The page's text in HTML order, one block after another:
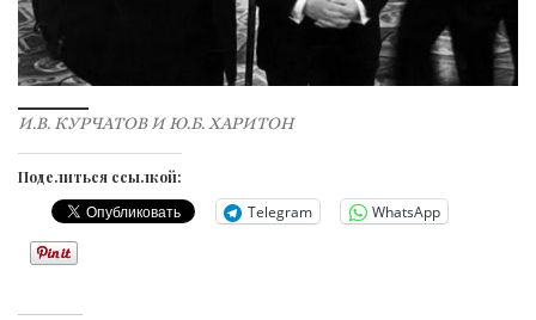
И.В. КУРЧАТОВ И Ю.Б. ХАРИТОН
Поделиться ссылкой:
Telegram WhatsApp